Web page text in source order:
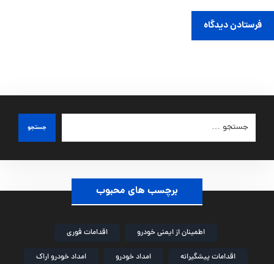
فرستادن دیدگاه
جستجو
برچسب های محبوب
اطمینان از ایمنی خودرو اقدامات فوری
اقدامات پیشگیرانه امداد خودرو امداد خودرو اراک